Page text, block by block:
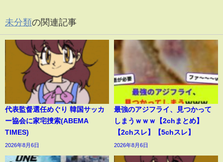
未分類の関連記事
代表監督選任めぐり 韓国サッカ
ー協会に家宅捜索(ABEMA
TIMES)
2026年8月6日
最強のアジフライ、見つかって
しまうｗｗｗ【2chまとめ】
【2chスレ】【5chスレ】
2026年8月6日